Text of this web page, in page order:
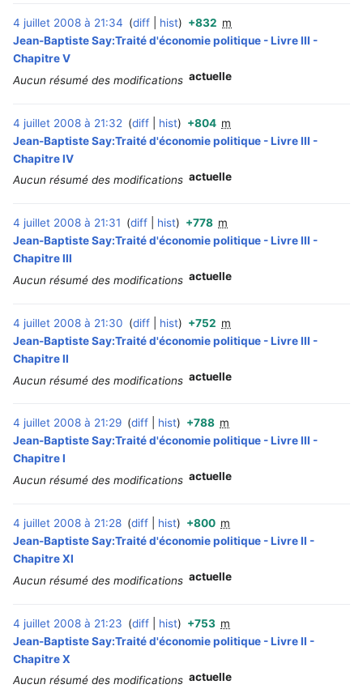
4 juillet 2008 à 21:34 diff hist +832 m
Jean-Baptiste Say:Traité d'économie politique - Livre III -
Chapitre V
Aucun résumé des modifications actuelle
4 juillet 2008 à 21:32 diff hist +804 m
Jean-Baptiste Say:Traité d'économie politique - Livre III -
Chapitre IV
Aucun résumé des modifications actuelle
4 juillet 2008 à 21:31 diff hist +778 m
Jean-Baptiste Say:Traité d'économie politique - Livre III -
Chapitre III
Aucun résumé des modifications actuelle
4 juillet 2008 à 21:30 diff hist +752 m
Jean-Baptiste Say:Traité d'économie politique - Livre III -
Chapitre II
Aucun résumé des modifications actuelle
4 juillet 2008 à 21:29 diff hist +788 m
Jean-Baptiste Say:Traité d'économie politique - Livre III -
Chapitre I
Aucun résumé des modifications actuelle
4 juillet 2008 à 21:28 diff hist +800 m
Jean-Baptiste Say:Traité d'économie politique - Livre II -
Chapitre XI
Aucun résumé des modifications actuelle
4 juillet 2008 à 21:23 diff hist +753 m
Jean-Baptiste Say:Traité d'économie politique - Livre II -
Chapitre X
Aucun résumé des modifications actuelle